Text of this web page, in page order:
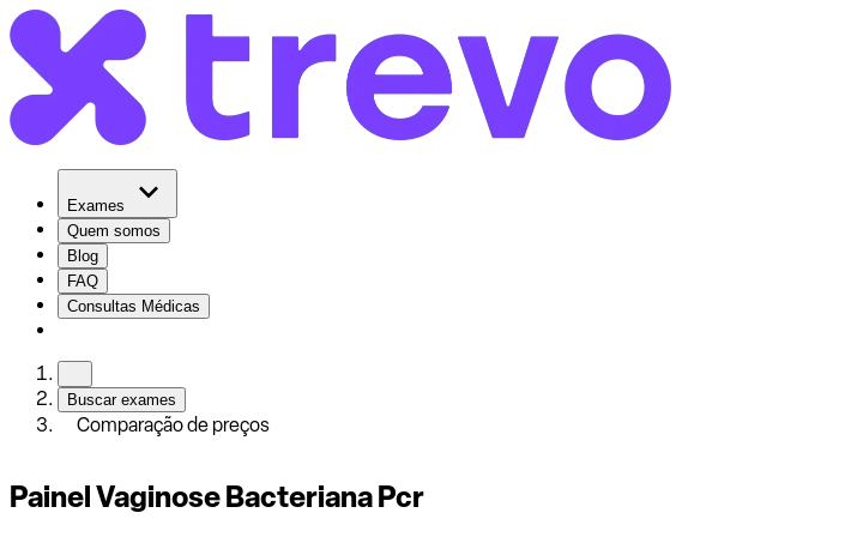
Exames
Quem somos
Blog
FAQ
Consultas Médicas
Buscar exames
Comparação de preços
Painel Vaginose Bacteriana Pcr